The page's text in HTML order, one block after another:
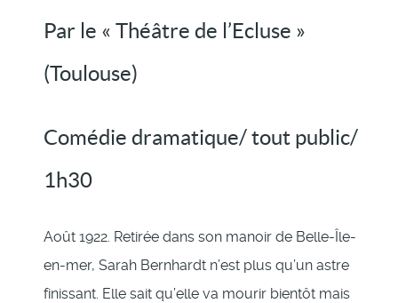
Par le « Théâtre de l’Ecluse »
(Toulouse)
Comédie dramatique/ tout public/
1h30
Août 1922. Retirée dans son manoir de Belle-Île-
en-mer, Sarah Bernhardt n’est plus qu’un astre
finissant. Elle sait qu’elle va mourir bientôt mais